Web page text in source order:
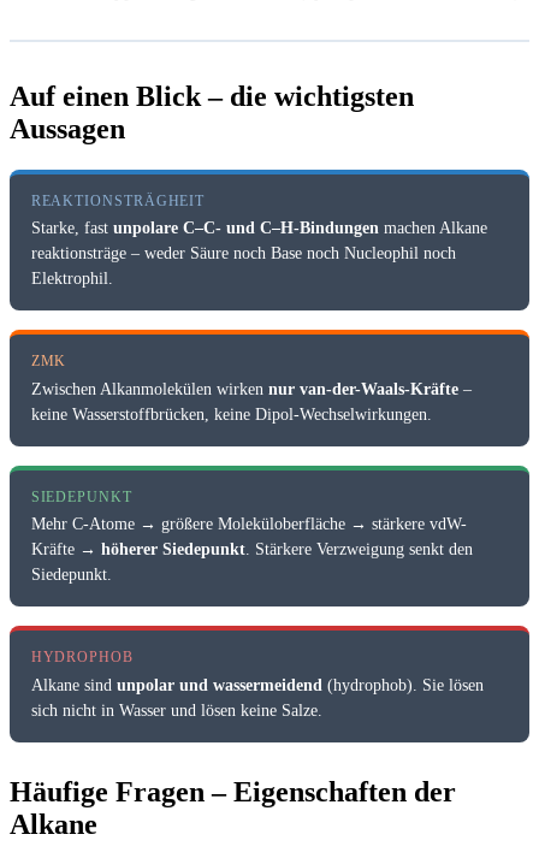
Auf einen Blick – die wichtigsten
Aussagen
REAKTIONSTRÄGHEIT
Starke, fast unpolare C–C- und C–H-Bindungenmachen Alkane
reaktionsträge – weder Säure noch Base noch Nucleophil noch
Elektrophil.
ZMK
Zwischen Alkanmolekülen wirken nur van-der-Waals-Kräfte–
keine Wasserstoffbrücken, keine Dipol-Wechselwirkungen.
SIEDEPUNKT
Mehr C-Atome → größere Moleküloberfläche → stärkere vdW-
Kräfte → höherer Siedepunkt. Stärkere Verzweigung senkt den
Siedepunkt.
HYDROPHOB
Alkane sind unpolar und wassermeidend (hydrophob). Sie lösen
sich nicht in Wasser und lösen keine Salze.
Häufige Fragen – Eigenschaften der
Alkane